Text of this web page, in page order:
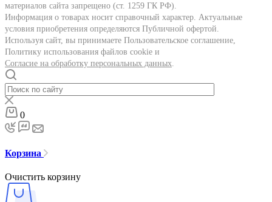
материалов сайта запрещено (ст. 1259 ГК РФ).
Информация о товарах носит справочный характер. Актуальные
условия приобретения определяются Публичной офертой.
Используя сайт, вы принимаете Пользовательское соглашение,
Политику использования файлов cookie и
Согласие на обработку персональных данных
0
Корзина
Очистить корзину